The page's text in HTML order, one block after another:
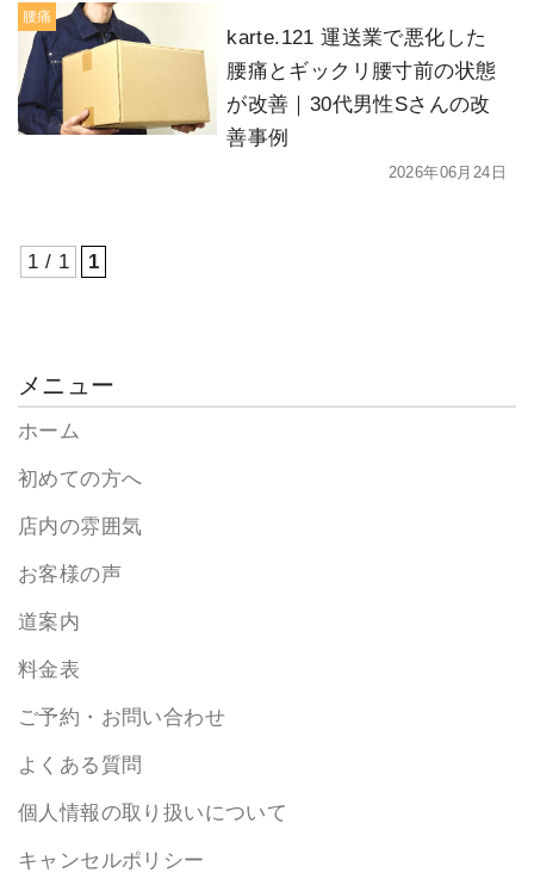
腰痛
karte.121 運送業で悪化した
腰痛とギックリ腰寸前の状態
が改善｜30代男性Sさんの改
善事例
2026年06月24日
1 / 1 1
メニュー
ホーム
初めての方へ
店内の雰囲気
お客様の声
道案内
料金表
ご予約・お問い合わせ
よくある質問
個人情報の取り扱いについて
キャンセルポリシー